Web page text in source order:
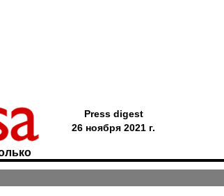
Press digest
26 ноября 2021 г.